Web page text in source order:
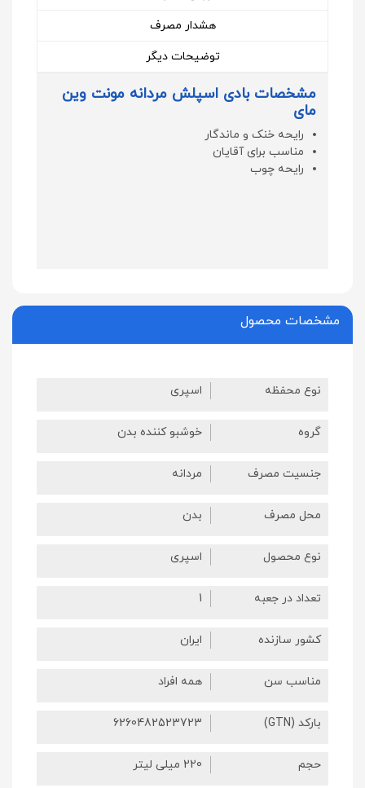
هشدار مصرف
توضیحات دیگر
مشخصات بادی اسپلش مردانه مونت وین
مای
رایحه خنک و ماندگار
مناسب برای آقایان
رایحه چوب
مشخصات محصول
نوع محفظه اسپری
گروه خوشبو کننده بدن
جنسیت مصرف مردانه
محل مصرف بدن
نوع محصول اسپری
تعداد در جعبه 1
کشور سازنده ایران
مناسب سن همه افراد
بارکد (GTN) 6260482523723
حجم 220 میلی لیتر